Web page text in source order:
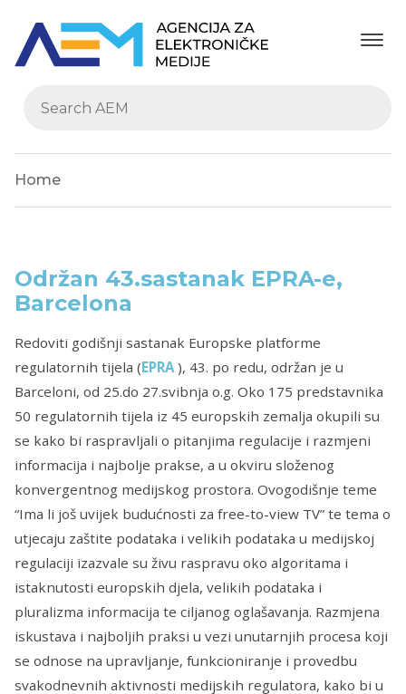
Home
Održan 43.sastanak EPRA-e,
Barcelona
Redoviti godišnji sastanak Europske platforme
regulatornih tijela (EPRA ), 43. po redu, održan je u
Barceloni, od 25.do 27.svibnja o.g. Oko 175 predstavnika
50 regulatornih tijela iz 45 europskih zemalja okupili su
se kako bi raspravljali o pitanjima regulacije i razmjeni
informacija i najbolje prakse, a u okviru složenog
konvergentnog medijskog prostora. Ovogodišnje teme
“Ima li još uvijek budućnosti za free-to-view TV” te tema o
utjecaju zaštite podataka i velikih podataka u medijskoj
regulaciji izazvale su živu raspravu oko algoritama i
istaknutosti europskih djela, velikih podataka i
pluralizma informacija te ciljanog oglašavanja. Razmjena
iskustava i najboljih praksi u vezi unutarnjih procesa koji
se odnose na upravljanje, funkcioniranje i provedbu
svakodnevnih aktivnosti medijskih regulatora, kako bi u